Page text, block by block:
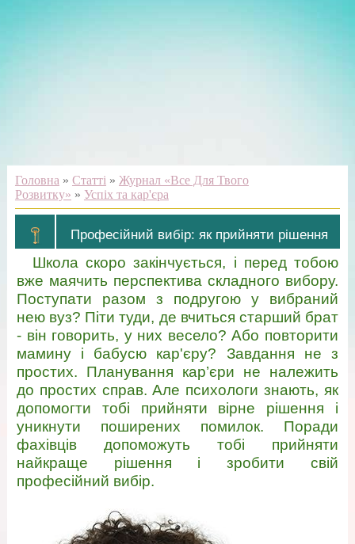
Головна » Статті » Журнал «Все Для Твого
Розвитку» » Успіх та кар'єра
Професійний вибір: як прийняти рішення
Школа скоро закінчується, і перед тобою
вже маячить перспектива складного вибору.
Поступати разом з подругою у вибраний
нею вуз? Піти туди, де вчиться старший брат
- він говорить, у них весело? Або повторити
мамину і бабусю кар'єру? Завдання не з
простих. Планування кар’єри не належить
до простих справ. Але психологи знають, як
допомогти тобі прийняти вірне рішення і
уникнути поширених помилок. Поради
фахівців допоможуть тобі прийняти
найкраще рішення і зробити свій
професійний вибір.